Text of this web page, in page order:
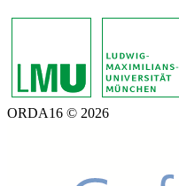
ORDA16 © 2026